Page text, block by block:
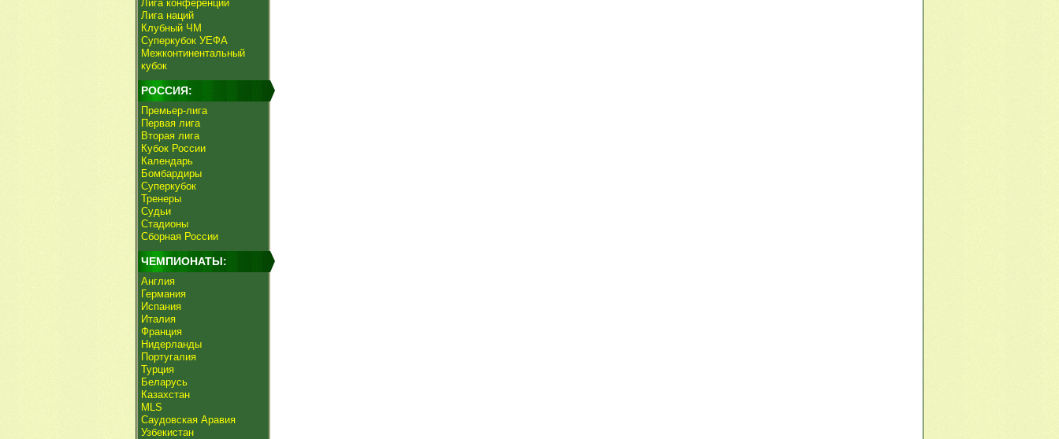
Лига конференций
Лига наций
Клубный ЧМ
Суперкубок УЕФА
Межконтинентальный
кубок
РОССИЯ:
Премьер-лига
Первая лига
Вторая лига
Кубок России
Календарь
Бомбардиры
Суперкубок
Тренеры
Судьи
Стадионы
Сборная России
ЧЕМПИОНАТЫ:
Англия
Германия
Испания
Италия
Франция
Нидерланды
Португалия
Турция
Беларусь
Казахстан
MLS
Саудовская Аравия
Узбекистан